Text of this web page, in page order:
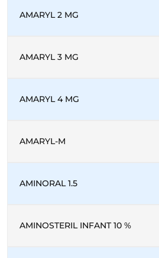
AMARYL 2 MG
AMARYL 3 MG
AMARYL 4 MG
AMARYL-M
AMINORAL 1.5
AMINOSTERIL INFANT 10 %